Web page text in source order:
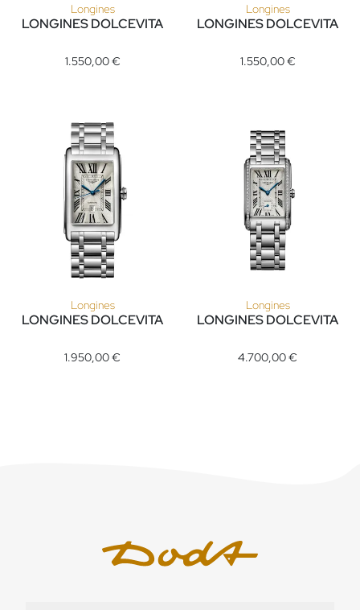
Longines
LONGINES DOLCEVITA
1.550,00 €
Longines
LONGINES DOLCEVITA
1.550,00 €
Longines
LONGINES DOLCEVITA
1.950,00 €
Longines
LONGINES DOLCEVITA
4.700,00 €